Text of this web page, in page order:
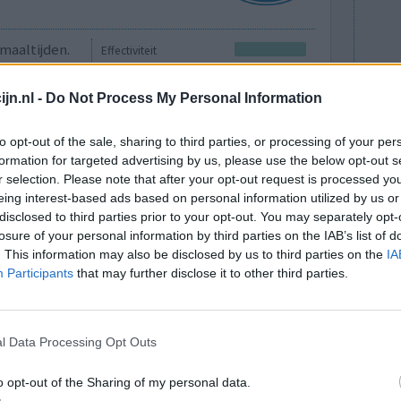
- Do Not Process My Personal Information
opt-out of the sale, sharing to third parties, or processing of your
for targeted advertising by us, please use the below opt-out
selection. Please note that after your opt-out request is processed
interest-based ads based on personal information utilized by us
to third parties prior to your opt-out. You may separately
of your personal information by third parties on the IAB’s list of
This information may also be disclosed by us to third parties on the
Participants that may further disclose it to other third parties.
Data Processing Opt Outs
opt-out of the Sharing of my personal data.
Effectiviteit
begon
mnd merk ik vochtvasthouding. Oorzaak
zo goed (al is het maar placebo effect
meer...]
0 reacties
Effectiviteit